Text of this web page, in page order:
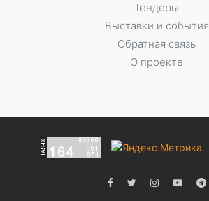
Тендеры
Выставки и события
Обратная связь
О проекте